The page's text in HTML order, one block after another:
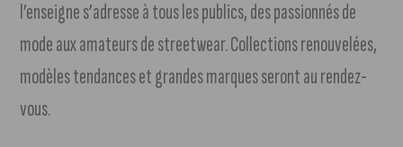
l’enseigne s’adresse à tous les publics, des passionnés de
mode aux amateurs de streetwear. Collections renouvelées,
modèles tendances et grandes marques seront au rendez-
vous.